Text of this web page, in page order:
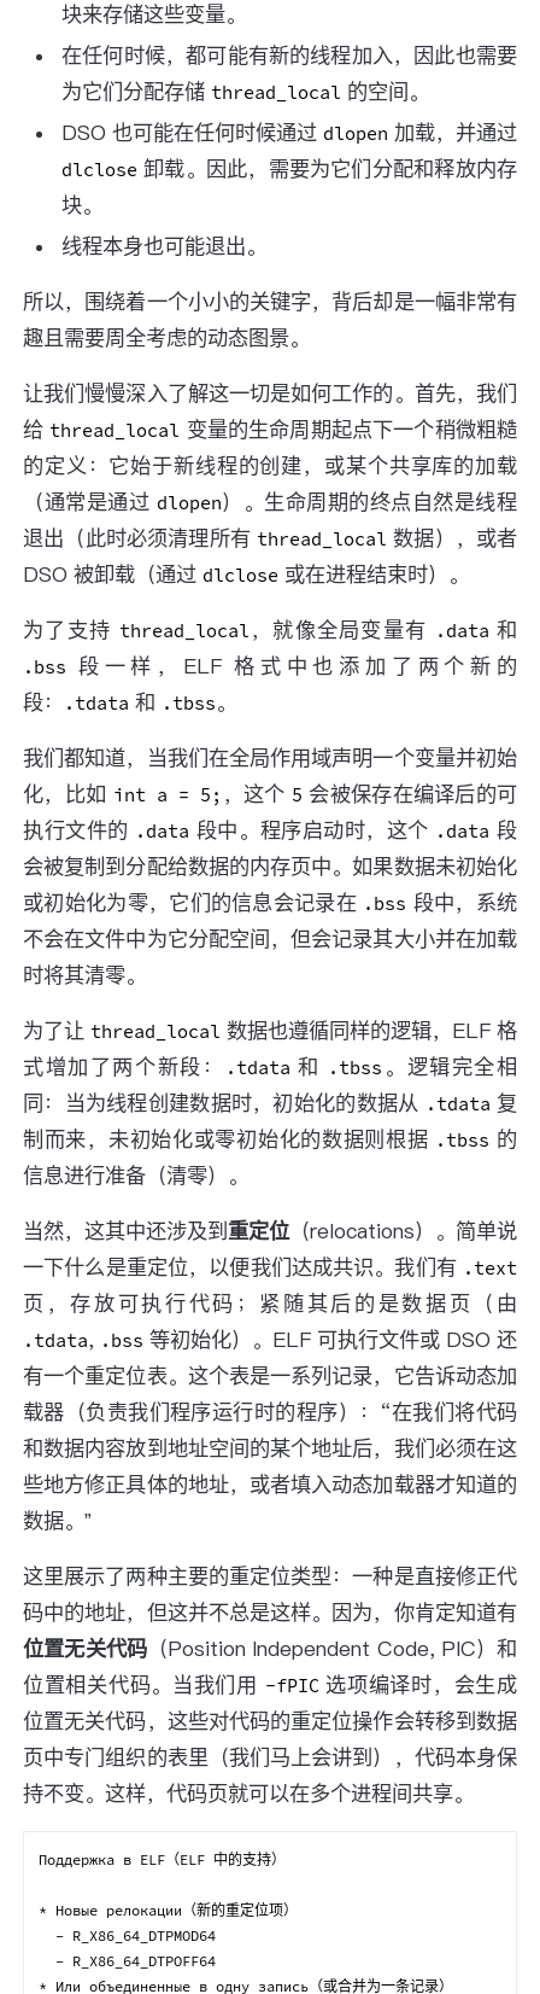
块来存储这些变量。
在任何时候，都可能有新的线程加入，因此也需要
为它们分配存储 thread_local 的空间。
DSO 也可能在任何时候通过 dlopen 加载，并通过
dlclose 卸载。因此，需要为它们分配和释放内存
块。
线程本身也可能退出。
所以，围绕着一个小小的关键字，背后却是一幅非常有
趣且需要周全考虑的动态图景。
让我们慢慢深入了解这一切是如何工作的。首先，我们
给 thread_local 变量的生命周期起点下一个稍微粗糙
的定义：它始于新线程的创建，或某个共享库的加载
（通常是通过 dlopen）。生命周期的终点自然是线程
退出（此时必须清理所有 thread_local 数据），或者
DSO 被卸载（通过 dlclose 或在进程结束时）。
为了支持 thread_local ，就像全局变量有 .data 和
.bss 段一样，ELF 格式中也添加了两个新的
段：
.tdata 和 .tbss。
我们都知道，当我们在全局作用域声明一个变量并初始
化，比如 int a = 5; ，这个 5 会被保存在编译后的可
执行文件的 .data 段中。程序启动时，这个 .data 段
会被复制到分配给数据的内存页中。如果数据未初始化
或初始化为零，它们的信息会记录在 .bss 段中，系统
不会在文件中为它分配空间，但会记录其大小并在加载
时将其清零。
为了让 thread_local 数据也遵循同样的逻辑，ELF 格
式增加了两个新段：
.tdata 和 .tbss 。逻辑完全相
同：当为线程创建数据时，初始化的数据从 .tdata 复
制而来，未初始化或零初始化的数据则根据 .tbss 的
信息进行准备（清零）。
当然，这其中还涉及到 重定位 （relocations）。简单说
一下什么是重定位，以便我们达成共识。我们有 .text
页，存放可执行代码；紧随其后的是数据页（由
.tdata, .bss 等初始化）。ELF 可执行文件或 DSO 还
有一个重定位表。这个表是一系列记录，它告诉动态加
载器（负责我们程序运行时的程序）：“在我们将代码
和数据内容放到地址空间的某个地址后，我们必须在这
些地方修正具体的地址，或者填入动态加载器才知道的
数据。”
这里展示了两种主要的重定位类型：一种是直接修正代
码中的地址，但这并不总是这样。因为，你肯定知道有
位置无关代码 （Position Independent Code, PIC）和
位置相关代码。当我们用 -fPIC选项编译时，会生成
位置无关代码，这些对代码的重定位操作会转移到数据
页中专门组织的表里（我们马上会讲到），代码本身保
持不变。这样，代码页就可以在多个进程间共享。
Поддержка в ELF（ELF 中的支持）
* Новые релокации（新的重定位项）
  - R_X86_64_DTPMOD64
  - R_X86_64_DTPOFF64
* Или объединенные в одну запись（或合并为一条记录）